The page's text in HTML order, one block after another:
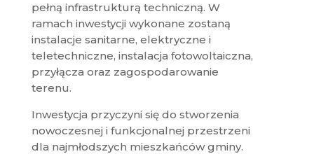
pełną infrastrukturą techniczną. W
ramach inwestycji wykonane zostaną
instalacje sanitarne, elektryczne i
teletechniczne, instalacja fotowoltaiczna,
przyłącza oraz zagospodarowanie
terenu.
Inwestycja przyczyni się do stworzenia
nowoczesnej i funkcjonalnej przestrzeni
dla najmłodszych mieszkańców gminy.